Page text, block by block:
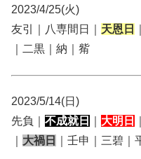
2023/4/25(火)
友引｜八専間日｜ 天恩日
｜二黒｜納｜觜
2023/5/14(日)
先負｜ 不成就日 大明日
大禍日 ｜壬申｜三碧｜